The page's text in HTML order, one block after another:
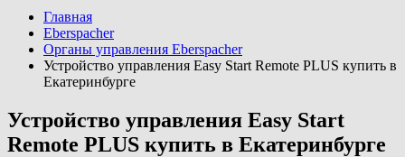
Главная
Eberspacher
Органы управления Eberspacher
Устройство управления Easy Start Remote PLUS купить в
Екатеринбурге
Устройство управления Easy Start
Remote PLUS купить в Екатеринбурге